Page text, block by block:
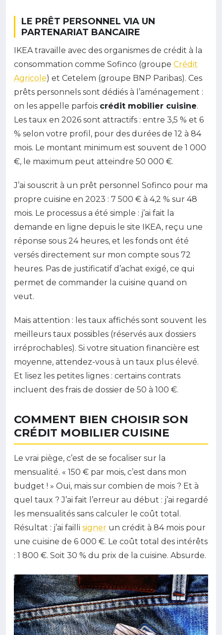
LE PRÊT PERSONNEL VIA UN
PARTENARIAT BANCAIRE
IKEA travaille avec des organismes de crédit à la
consommation comme Sofinco (groupe Crédit
Agricole) et Cetelem (groupe BNP Paribas). Ces
prêts personnels sont dédiés à l’aménagement :
on les appelle parfois crédit mobilier cuisine.
Les taux en 2026 sont attractifs : entre 3,5 % et 6
% selon votre profil, pour des durées de 12 à 84
mois. Le montant minimum est souvent de 1 000
€, le maximum peut atteindre 50 000 €.
J’ai souscrit à un prêt personnel Sofinco pour ma
propre cuisine en 2023 : 7 500 € à 4,2 % sur 48
mois. Le processus a été simple : j’ai fait la
demande en ligne depuis le site IKEA, reçu une
réponse sous 24 heures, et les fonds ont été
versés directement sur mon compte sous 72
heures. Pas de justificatif d’achat exigé, ce qui
permet de commander la cuisine quand on
veut.
Mais attention : les taux affichés sont souvent les
meilleurs taux possibles (réservés aux dossiers
irréprochables). Si votre situation financière est
moyenne, attendez-vous à un taux plus élevé.
Et lisez les petites lignes : certains contrats
incluent des frais de dossier de 50 à 100 €.
COMMENT BIEN CHOISIR SON
CRÉDIT MOBILIER CUISINE
Le vrai piège, c’est de se focaliser sur la
mensualité. « 150 € par mois, c’est dans mon
budget ! » Oui, mais sur combien de mois ? Et à
quel taux ? J’ai fait l’erreur au début : j’ai regardé
les mensualités sans calculer le coût total.
Résultat : j’ai failli signer un crédit à 84 mois pour
une cuisine de 6 000 €. Le coût total des intérêts
: 1 800 €. Soit 30 % du prix de la cuisine. Absurde.